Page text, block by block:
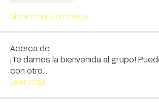
Show more comments
Acerca de
¡Te damos la bienvenida al grupo!
con otro
Leer más